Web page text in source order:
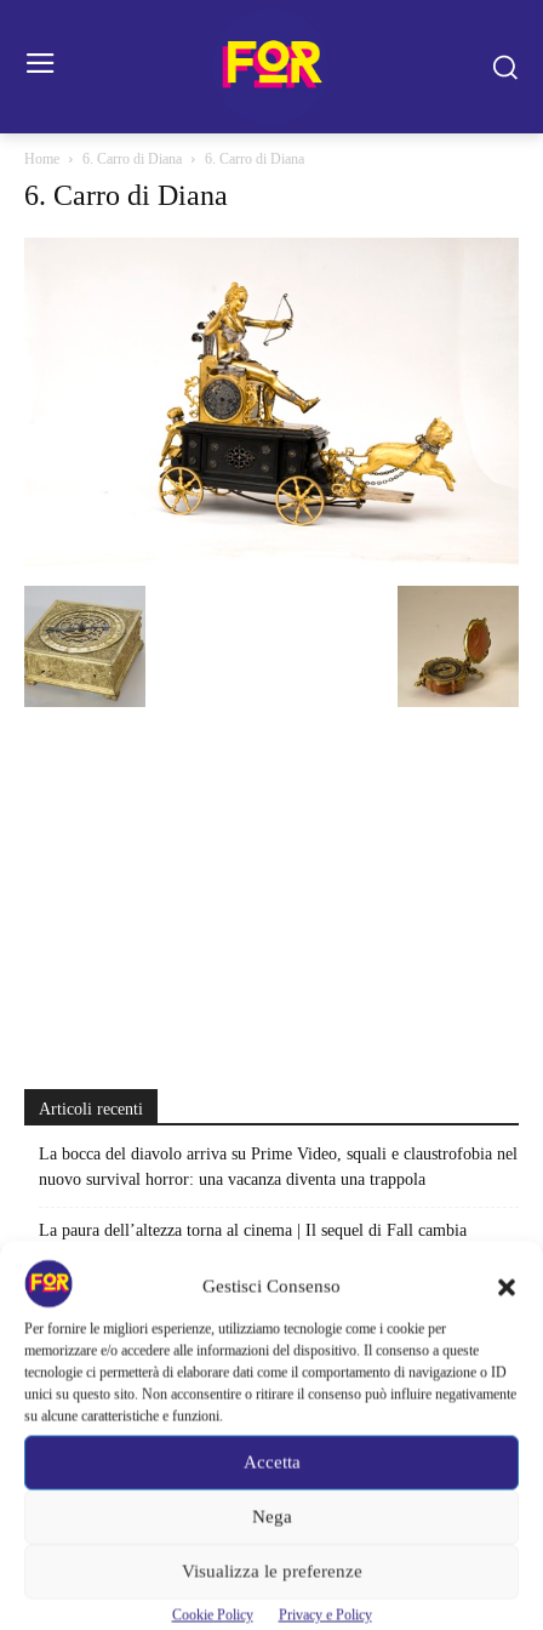
Gestisci Consenso
Per fornire le migliori esperienze, utilizziamo tecnologie come i cookie per
memorizzare e/o accedere alle informazioni del dispositivo. Il consenso a queste
tecnologie ci permetterà di elaborare dati come il comportamento di navigazione o ID
unici su questo sito. Non acconsentire o ritirare il consenso può influire negativamente
su alcune caratteristiche e funzioni.
Accetta
Nega
Visualizza le preferenze
Cookie Policy Privacy e Policy
Home 6. Carro di Diana 6. Carro di Diana
6. Carro di Diana
Articoli recenti
La bocca del diavolo arriva su Prime Video, squali e claustrofobia nel
nuovo survival horror: una vacanza diventa una trappola
La paura dell’altezza torna al cinema | Il sequel di Fall cambia
scenario: una nuova sfida senza via di fuga
Sony ferma i film sui personaggi di Spider-Man, nessun nuovo
progetto è in sviluppo: cosa resta dell’esperimento
Netflix saluta 16 titoli ad agosto 2026 | 3 serie e 13 film lasciano il
catalogo: le date da segnare per l’ultimo rewatch
Netflix indaga sul lato oscuro del pollo fritto | Mo Gilligan affronta
84 pasti in 28 giorni: da guardare subito
italia: quando saranno disponibili gli episodi
Agosto 2026 si accende in streaming | Oltre 40 serie tra grandi ritorni